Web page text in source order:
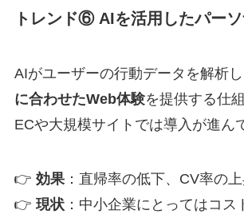
トレンド⑥ AIを活用したパー
AIがユーザーの行動データを解析し
に合わせたWeb体験を提供する仕組
ECや大規模サイトでは導入が進ん
👉 効果：直帰率の低下、CV率の上
👉 現状：中小企業にとってはコス